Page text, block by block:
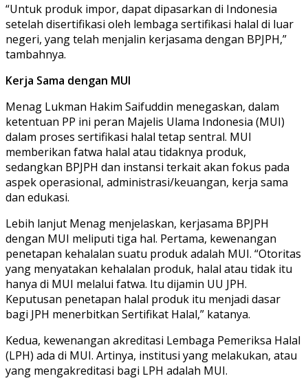
“Untuk produk impor, dapat dipasarkan di Indonesia
setelah disertifikasi oleh lembaga sertifikasi halal di luar
negeri, yang telah menjalin kerjasama dengan BPJPH,”
tambahnya.
Kerja Sama dengan MUI
Menag Lukman Hakim Saifuddin menegaskan, dalam
ketentuan PP ini peran Majelis Ulama Indonesia (MUI)
dalam proses sertifikasi halal tetap sentral. MUI
memberikan fatwa halal atau tidaknya produk,
sedangkan BPJPH dan instansi terkait akan fokus pada
aspek operasional, administrasi/keuangan, kerja sama
dan edukasi.
Lebih lanjut Menag menjelaskan, kerjasama BPJPH
dengan MUI meliputi tiga hal. Pertama, kewenangan
penetapan kehalalan suatu produk adalah MUI. “Otoritas
yang menyatakan kehalalan produk, halal atau tidak itu
hanya di MUI melalui fatwa. Itu dijamin UU JPH.
Keputusan penetapan halal produk itu menjadi dasar
bagi JPH menerbitkan Sertifikat Halal,” katanya.
Kedua, kewenangan akreditasi Lembaga Pemeriksa Halal
(LPH) ada di MUI. Artinya, institusi yang melakukan, atau
yang mengakreditasi bagi LPH adalah MUI.